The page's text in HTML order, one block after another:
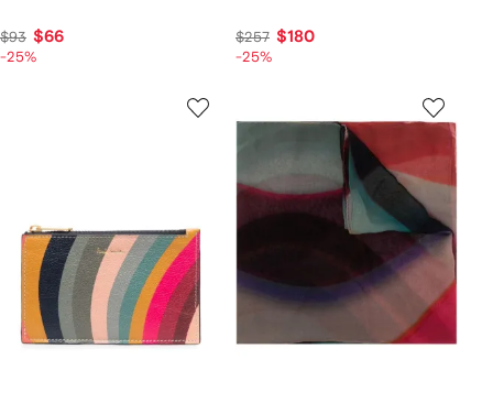
$93 $66
-25%
$257 $180
-25%